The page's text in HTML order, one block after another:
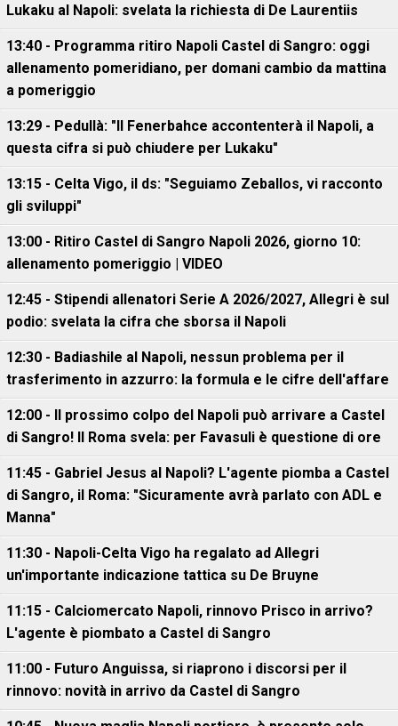
Lukaku al Napoli: svelata la richiesta di De Laurentiis
13:40 - Programma ritiro Napoli Castel di Sangro: oggi
allenamento pomeridiano, per domani cambio da mattina
a pomeriggio
13:29 - Pedullà: "Il Fenerbahce accontenterà il Napoli, a
questa cifra si può chiudere per Lukaku"
13:15 - Celta Vigo, il ds: "Seguiamo Zeballos, vi racconto
gli sviluppi"
13:00 - Ritiro Castel di Sangro Napoli 2026, giorno 10:
allenamento pomeriggio | VIDEO
12:45 - Stipendi allenatori Serie A 2026/2027, Allegri è sul
podio: svelata la cifra che sborsa il Napoli
12:30 - Badiashile al Napoli, nessun problema per il
trasferimento in azzurro: la formula e le cifre dell'affare
12:00 - Il prossimo colpo del Napoli può arrivare a Castel
di Sangro! Il Roma svela: per Favasuli è questione di ore
11:45 - Gabriel Jesus al Napoli? L'agente piomba a Castel
di Sangro, il Roma: "Sicuramente avrà parlato con ADL e
Manna"
11:30 - Napoli-Celta Vigo ha regalato ad Allegri
un'importante indicazione tattica su De Bruyne
11:15 - Calciomercato Napoli, rinnovo Prisco in arrivo?
L'agente è piombato a Castel di Sangro
11:00 - Futuro Anguissa, si riaprono i discorsi per il
rinnovo: novità in arrivo da Castel di Sangro